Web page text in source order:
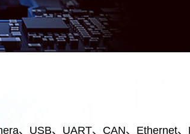
、USB、UART、CAN、Ethernet、